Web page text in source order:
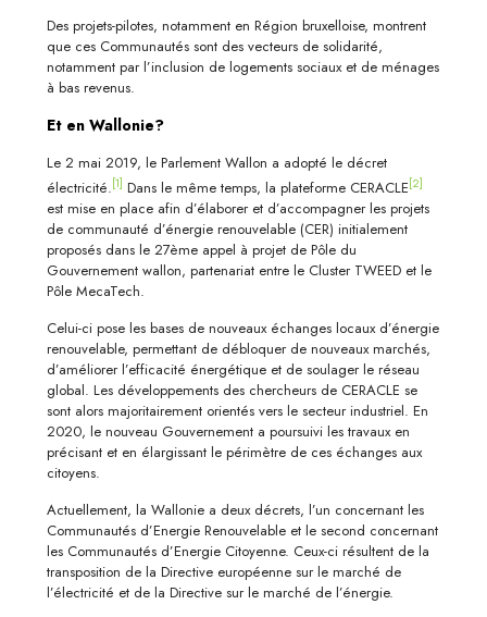
Des projets-pilotes, notamment en Région bruxelloise, montrent
que ces Communautés sont des vecteurs de solidarité,
notamment par l’inclusion de logements sociaux et de ménages
à bas revenus.
Et en Wallonie?
Le 2 mai 2019, le Parlement Wallon a adopté le décret
électricité.[1] Dans le même temps, la plateforme CERACLE[2]
est mise en place afin d’élaborer et d’accompagner les projets
de communauté d’énergie renouvelable (CER) initialement
proposés dans le 27ème appel à projet de Pôle du
Gouvernement wallon, partenariat entre le Cluster TWEED et le
Pôle MecaTech.
Celui-ci pose les bases de nouveaux échanges locaux d’énergie
renouvelable, permettant de débloquer de nouveaux marchés,
d’améliorer l’efficacité énergétique et de soulager le réseau
global. Les développements des chercheurs de CERACLE se
sont alors majoritairement orientés vers le secteur industriel. En
2020, le nouveau Gouvernement a poursuivi les travaux en
précisant et en élargissant le périmètre de ces échanges aux
citoyens.
Actuellement, la Wallonie a deux décrets, l’un concernant les
Communautés d’Energie Renouvelable et le second concernant
les Communautés d’Energie Citoyenne. Ceux-ci résultent de la
transposition de la Directive européenne sur le marché de
l’électricité et de la Directive sur le marché de l’énergie.